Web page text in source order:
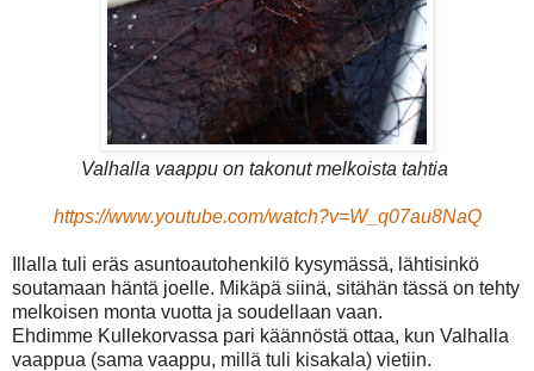
Valhalla vaappu on takonut melkoista tahtia
https://www.youtube.com/watch?v=W_q07au8NaQ
Illalla tuli eräs asuntoautohenkilö kysymässä, lähtisinkö
soutamaan häntä joelle. Mikäpä siinä, sitähän tässä on tehty
melkoisen monta vuotta ja soudellaan vaan.
Ehdimme Kullekorvassa pari käännöstä ottaa, kun Valhalla
vaappua (sama vaappu, millä tuli kisakala) vietiin.